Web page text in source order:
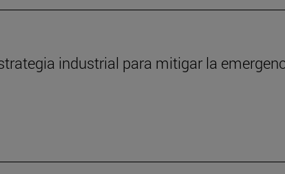
industrial para mitigar la